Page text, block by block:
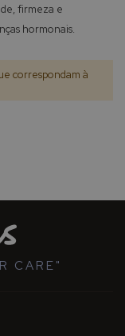
firmeza e
hormonais.
correspondam à
CARE"